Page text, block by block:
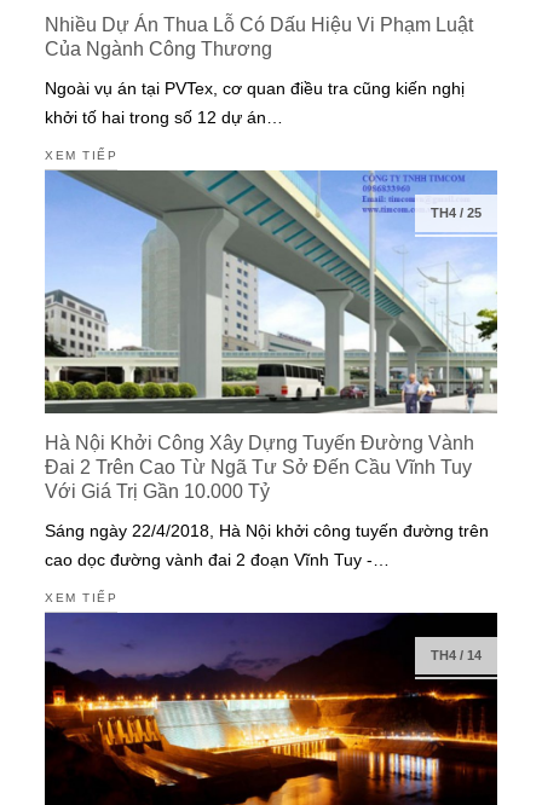
Nhiều Dự Án Thua Lỗ Có Dấu Hiệu Vi Phạm Luật
Của Ngành Công Thương
Ngoài vụ án tại PVTex, cơ quan điều tra cũng kiến nghị
khởi tố hai trong số 12 dự án…
XEM TIẾP
TH4/ 25
Hà Nội Khởi Công Xây Dựng Tuyến Đường Vành
Đai 2 Trên Cao Từ Ngã Tư Sở Đến Cầu Vĩnh Tuy
Với Giá Trị Gần 10.000 Tỷ
Sáng ngày 22/4/2018, Hà Nội khởi công tuyến đường trên
cao dọc đường vành đai 2 đoạn Vĩnh Tuy -…
XEM TIẾP
TH4/ 14